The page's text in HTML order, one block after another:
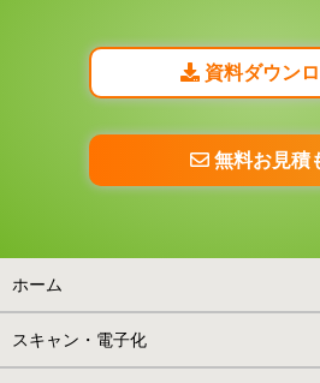
資料ダウン
無料お見積
ホーム
スキャン・電子化